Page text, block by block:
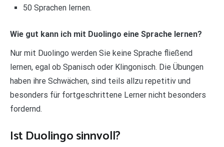
50 Sprachen lernen.
Wie gut kann ich mit Duolingo eine Sprache lernen?
Nur mit Duolingo werden Sie keine Sprache fließend
lernen, egal ob Spanisch oder Klingonisch. Die Übungen
haben ihre Schwächen, sind teils allzu repetitiv und
besonders für fortgeschrittene Lerner nicht besonders
fordernd.
Ist Duolingo sinnvoll?